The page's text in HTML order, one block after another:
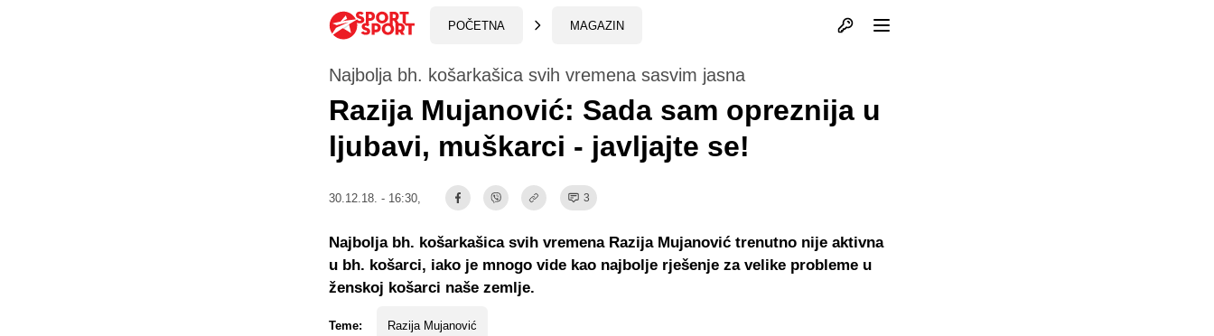
POČETNA MAGAZIN Otvori profil
Najbolja bh. košarkašica svih vremena sasvim jasna
Razija Mujanović: Sada sam opreznija u
ljubavi, muškarci - javljajte se!
30.12.18. - 16:30, 3
Teme: Razija Mujanović
Najbolja bh. košarkašica svih vremena Razija Mujanović trenutno nije aktivna
u bh. košarci, iako je mnogo vide kao najbolje rješenje za velike probleme u
ženskoj košarci naše zemlje.